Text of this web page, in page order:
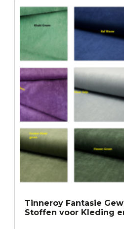
Tinneroy Fantasie
Stoffen voor Kleding
Dit
product
heeft
meerdere
variaties.
Deze
optie
kan
gekozen
worden
op
de
productpagina